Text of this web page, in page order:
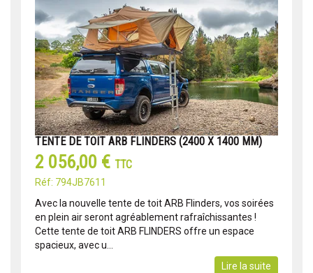
TENTE DE TOIT ARB FLINDERS (2400 X 1400 MM)
2 056,00 € TTC
Réf: 794JB7611
Avec la nouvelle tente de toit ARB Flinders, vos soirées
en plein air seront agréablement rafraîchissantes !
Cette tente de toit ARB FLINDERS offre un espace
spacieux, avec u...
Lire la suite